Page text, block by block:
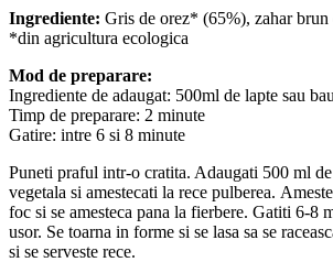
Ingrediente: Gris de orez* (65%), zahar
*din agricultura ecologica
Mod de preparare:
Ingrediente de adaugat: 500ml de lapte sau
Timp de preparare: 2 minute
Gatire: intre 6 si 8 minute
Puneti praful intr-o cratita. Adaugati 500 ml de
vegetala si amestecati la rece pulberea.
foc si se amesteca pana la fierbere. Gatiti 6-8
usor. Se toarna in forme si se lasa sa se
si se serveste rece.